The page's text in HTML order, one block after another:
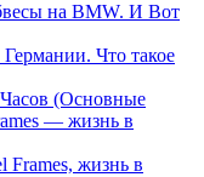
на BMW. И Вот
Что такое
(Основные
— жизнь в
Frames, жизнь в